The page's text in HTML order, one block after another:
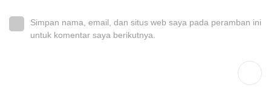
Simpan nama, email, dan situs web saya pada peramban ini
untuk komentar saya berikutnya.